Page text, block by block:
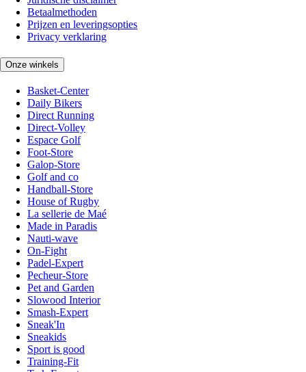
Betaalmethoden
Prijzen en leveringsopties
Privacy verklaring
Onze winkels
Basket-Center
Daily Bikers
Direct Running
Direct-Volley
Espace Golf
Foot-Store
Galop-Store
Golf and co
Handball-Store
House of Rugby
La sellerie de Maé
Made in Paradis
Nauti-wave
On-Fight
Padel-Expert
Pecheur-Store
Pet and Garden
Slowood Interior
Smash-Expert
Sneak'In
Sneakids
Sport is good
Training-Fit